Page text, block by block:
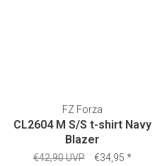
FZ Forza
CL2604 M S/S t-shirt Navy
Blazer
€42,90 UVP €34,95 *